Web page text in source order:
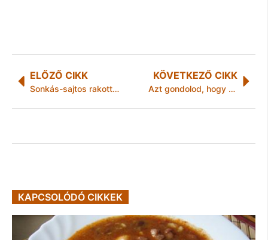
ELŐZŐ CIKK
Sonkás-sajtos rakott tészta
KÖVETKEZŐ CIKK
Azt gondolod, hogy mindent megteszel környezeted védelméért? És mégis palackos vizet iszol?
KAPCSOLÓDÓ CIKKEK